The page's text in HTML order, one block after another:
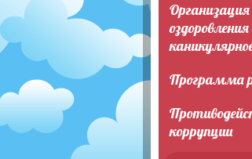
Программа
коррупции